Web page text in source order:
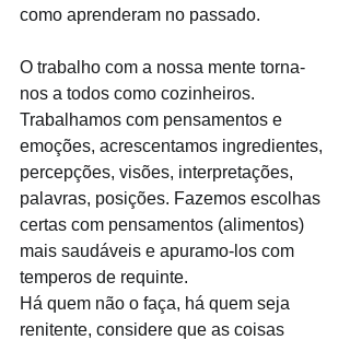
como aprenderam no passado.
O trabalho com a nossa mente torna-
nos a todos como cozinheiros.
Trabalhamos com pensamentos e
emoções, acrescentamos ingredientes,
percepções, visões, interpretações,
palavras, posições. Fazemos escolhas
certas com pensamentos (alimentos)
mais saudáveis e apuramo-los com
temperos de requinte.
Há quem não o faça, há quem seja
renitente, considere que as coisas